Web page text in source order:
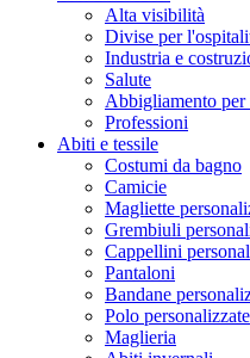
Alta visibilità
Divise per
Industria e
Salute
Abbigliamento
Professioni
Abiti e tessile
Costumi da bagno
Camicie
Magliette
Grembiuli
Cappellini
Pantaloni
Bandane
Polo personalizzate
Maglieria